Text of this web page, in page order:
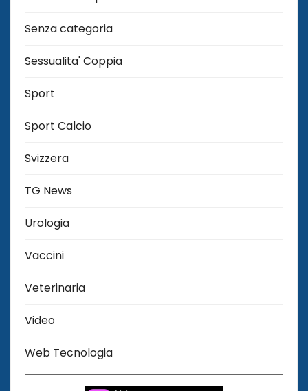
Senza categoria
Sessualita' Coppia
Sport
Sport Calcio
Svizzera
TG News
Urologia
Vaccini
Veterinaria
Video
Web Tecnologia